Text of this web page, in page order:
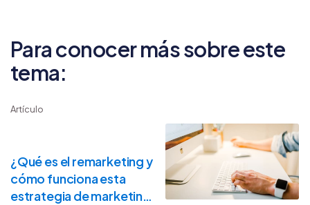
Para conocer más sobre este
tema:
Artículo
¿Qué es el remarketing y
cómo funciona esta
estrategia de marketing